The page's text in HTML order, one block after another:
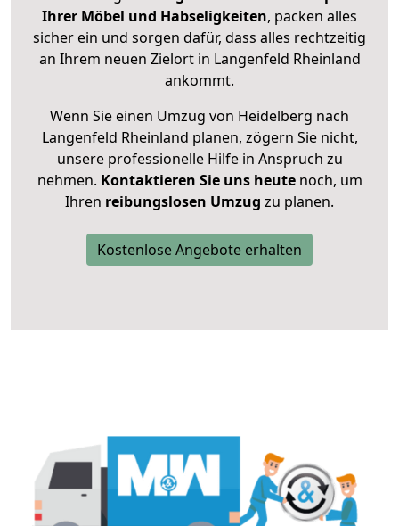
Ihrer Möbel und Habseligkeiten, packen alles
sicher ein und sorgen dafür, dass alles rechtzeitig
an Ihrem neuen Zielort in Langenfeld Rheinland
ankommt.
Wenn Sie einen Umzug von Heidelberg nach
Langenfeld Rheinland planen, zögern Sie nicht,
unsere professionelle Hilfe in Anspruch zu
nehmen. Kontaktieren Sie uns heutenoch, um
Ihren reibungslosen Umzug zu planen.
Kostenlose Angebote erhalten